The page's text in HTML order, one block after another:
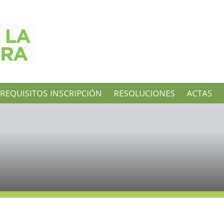
REQUISITOS INSCRIPCIÓN RESOLUCIONES ACTAS